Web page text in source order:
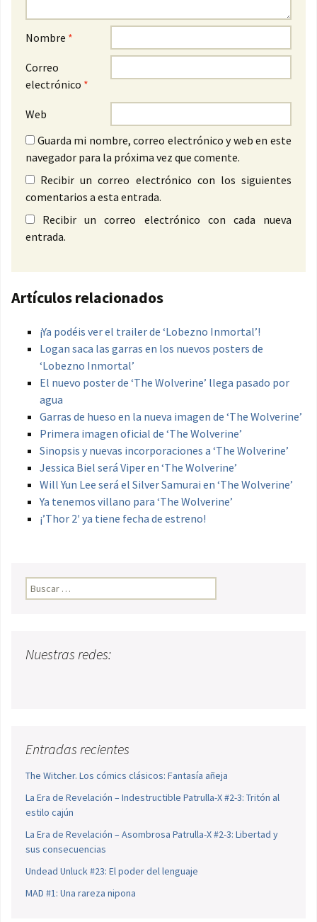
Nombre *
Correo
electrónico *
Web
Guarda mi nombre, correo electrónico y web en este
navegador para la próxima vez que comente.
Recibir un correo electrónico con los siguientes
comentarios a esta entrada.
Recibir un correo electrónico con cada nueva
entrada.
Artículos relacionados
¡Ya podéis ver el trailer de ‘Lobezno Inmortal’!
Logan saca las garras en los nuevos posters de
‘Lobezno Inmortal’
El nuevo poster de ‘The Wolverine’ llega pasado por
agua
Garras de hueso en la nueva imagen de ‘The Wolverine’
Primera imagen oficial de ‘The Wolverine’
Sinopsis y nuevas incorporaciones a ‘The Wolverine’
Jessica Biel será Viper en ‘The Wolverine’
Will Yun Lee será el Silver Samurai en ‘The Wolverine’
Ya tenemos villano para ‘The Wolverine’
¡’Thor 2′ ya tiene fecha de estreno!
Buscar:
Nuestras redes:
Entradas recientes
The Witcher. Los cómics clásicos: Fantasía añeja
La Era de Revelación – Indestructible Patrulla-X #2-3: Tritón al
estilo cajún
La Era de Revelación – Asombrosa Patrulla-X #2-3: Libertad y
sus consecuencias
Undead Unluck #23: El poder del lenguaje
MAD #1: Una rareza nipona